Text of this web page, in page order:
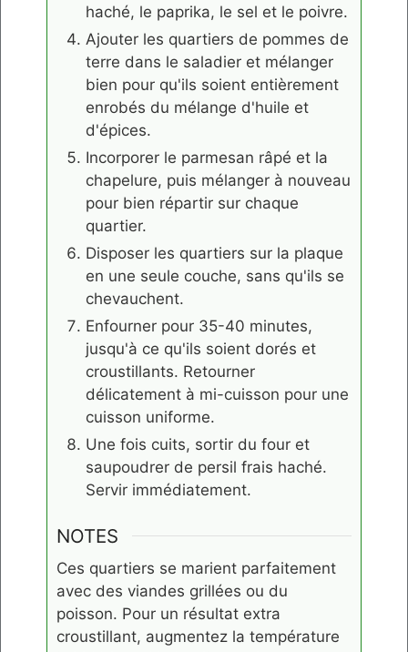
haché, le paprika, le sel et le poivre.
Ajouter les quartiers de pommes de
terre dans le saladier et mélanger
bien pour qu'ils soient entièrement
enrobés du mélange d'huile et
d'épices.
Incorporer le parmesan râpé et la
chapelure, puis mélanger à nouveau
pour bien répartir sur chaque
quartier.
Disposer les quartiers sur la plaque
en une seule couche, sans qu'ils se
chevauchent.
Enfourner pour 35-40 minutes,
jusqu'à ce qu'ils soient dorés et
croustillants. Retourner
délicatement à mi-cuisson pour une
cuisson uniforme.
Une fois cuits, sortir du four et
saupoudrer de persil frais haché.
Servir immédiatement.
NOTES
Ces quartiers se marient parfaitement
avec des viandes grillées ou du
poisson. Pour un résultat extra
croustillant, augmentez la température